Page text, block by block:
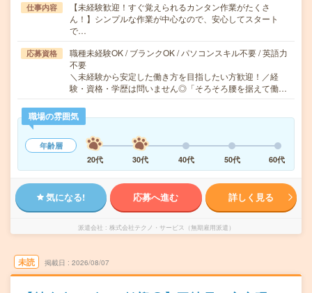
仕事内容
【未経験歓迎！すぐ覚えられるカンタン作業がたくさ
ん！】シンプルな作業が中心なので、安心してスタート
で…
応募資格
職種未経験OK / ブランクOK / パソコンスキル不要 / 英語力
不要
＼未経験から安定した働き方を目指したい方歓迎！／経
験・資格・学歴は問いません◎「そろそろ腰を据えて働…
職場の雰囲気
年齢層
20代
30代 40代 50代 60代
気になる! 応募へ進む 詳しく見る
派遣会社 株式会社テクノ・サービス（無期雇用派遣）
未読 掲載日 2026/08/07